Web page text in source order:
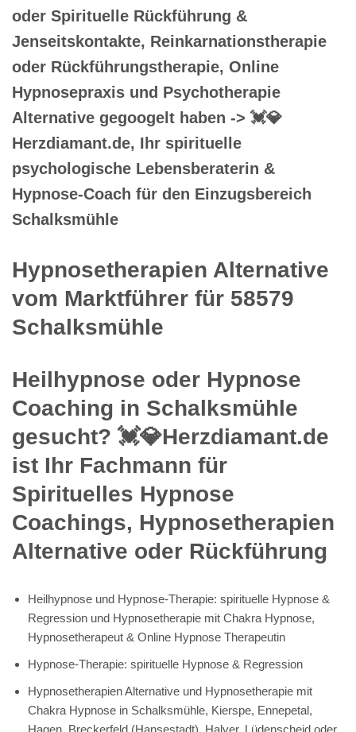
oder Spirituelle Rückführung &
Jenseitskontakte, Reinkarnationstherapie
oder Rückführungstherapie, Online
Hypnosepraxis und Psychotherapie
Alternative gegoogelt haben -> 💓️💎
Herzdiamant.de, Ihr spirituelle
psychologische Lebensberaterin &
Hypnose-Coach für den Einzugsbereich
Schalksmühle
Hypnosetherapien Alternative
vom Marktführer für 58579
Schalksmühle
Heilhypnose oder Hypnose
Coaching in Schalksmühle
gesucht? 💓️💎Herzdiamant.de
ist Ihr Fachmann für
Spirituelles Hypnose
Coachings, Hypnosetherapien
Alternative oder Rückführung
Heilhypnose und Hypnose-Therapie: spirituelle Hypnose &
Regression und Hypnosetherapie mit Chakra Hypnose,
Hypnosetherapeut & Online Hypnose Therapeutin
Hypnose-Therapie: spirituelle Hypnose & Regression
Hypnosetherapien Alternative und Hypnosetherapie mit
Chakra Hypnose in Schalksmühle, Kierspe, Ennepetal,
Hagen, Breckerfeld (Hansestadt), Halver, Lüdenscheid oder